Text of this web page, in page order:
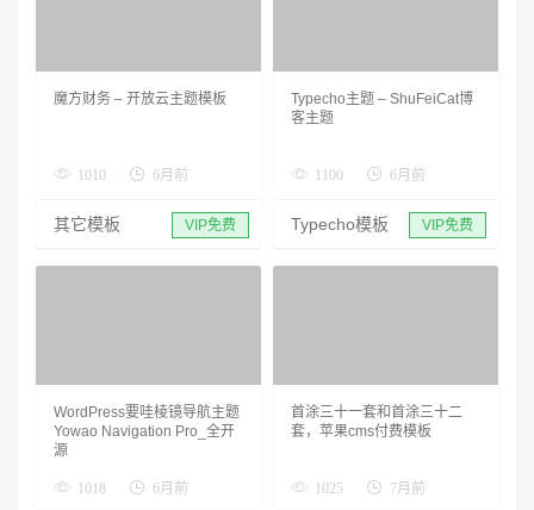
魔方财务 – 开放云主题模板
1010 6月前
其它模板 VIP免费
Typecho主题 – ShuFeiCat博
客主题
1100 6月前
Typecho模板 VIP免费
WordPress要哇棱镜导航主题
Yowao Navigation Pro_全开
源
1018 6月前
首涂三十一套和首涂三十二
套，苹果cms付费模板
1025 7月前